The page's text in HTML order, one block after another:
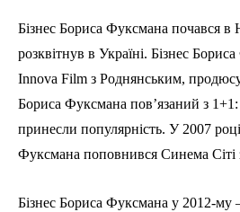
Бізнес Бориса Фуксмана почався в
розквітнув в Україні. Бізнес
Innova Film з Роднянським,
Бориса Фуксмана пов’язаний з 1+1:
принесли популярність. У 2007
Фуксмана поповнився Синема Сіті
Бізнес Бориса Фуксмана у 2012-